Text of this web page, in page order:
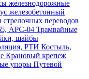
железнодорожные
железобетонный
переводов
АРС-04 Трамвайные
шайбы
РТИ Костыль,
Крановый крепеж
упоры Путевой